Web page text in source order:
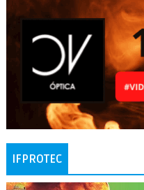
IFPROTEC